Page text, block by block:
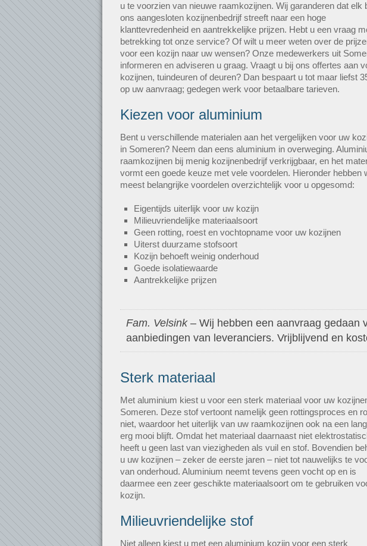
u te voorzien van nieuwe raamkozijnen. Wij garanderen dat elk
ons aangesloten kozijnenbedrijf streeft naar een hoge
klanttevredenheid en aantrekkelijke prijzen. Hebt u een vraag
betrekking tot onze service? Of wilt u meer weten over de
voor een kozijn naar uw wensen? Onze medewerkers uit
informeren en adviseren u graag. Vraagt u bij ons offertes aan
kozijnen, tuindeuren of deuren? Dan bespaart u tot maar liefst
op uw aanvraag; gedegen werk voor betaalbare tarieven.
Kiezen voor aluminium
Bent u verschillende materialen aan het vergelijken voor uw
in Someren? Neem dan eens aluminium in overweging.
raamkozijnen bij menig kozijnenbedrijf verkrijgbaar, en het
vormt een goede keuze met vele voordelen. Hieronder hebben
meest belangrijke voordelen overzichtelijk voor u opgesomd:
Eigentijds uiterlijk voor uw kozijn
Milieuvriendelijke materiaalsoort
Geen rotting, roest en vochtopname voor uw kozijnen
Uiterst duurzame stofsoort
Kozijn behoeft weinig onderhoud
Goede isolatiewaarde
Aantrekkelijke prijzen
Fam. Velsink– Wij hebben een aanvraag gedaan
aanbiedingen van leveranciers. Vrijblijvend en
Sterk materiaal
Met aluminium kiest u voor een sterk materiaal voor uw
Someren. Deze stof vertoont namelijk geen rottingsproces en
niet, waardoor het uiterlijk van uw raamkozijnen ook na een
erg mooi blijft. Omdat het materiaal daarnaast niet
heeft u geen last van viezigheden als vuil en stof. Bovendien
u uw kozijnen – zeker de eerste jaren – niet tot nauwelijks te
van onderhoud. Aluminium neemt tevens geen vocht op en is
daarmee een zeer geschikte materiaalsoort om te gebruiken
kozijn.
Milieuvriendelijke stof
Niet alleen kiest u met een aluminium kozijn voor een sterk